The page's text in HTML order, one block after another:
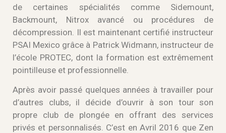
de certaines spécialités comme Sidemount,
Backmount, Nitrox avancé ou procédures de
décompression. Il est maintenant certifié instructeur
PSAI Mexico grâce à Patrick Widmann, instructeur de
l’école PROTEC, dont la formation est extrêmement
pointilleuse et professionnelle.
Après avoir passé quelques années à travailler pour
d’autres clubs, il décide d’ouvrir à son tour son
propre club de plongée en offrant des services
privés et personnalisés. C’est en Avril 2016 que Zen